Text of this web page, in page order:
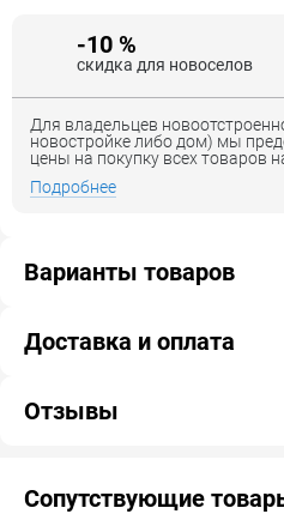
-10 %
скидка для новоселов
Для владельцев
новостройке либо дом) мы
цены на покупку всех товаров
Подробнее
Варианты товаров
Доставка и оплата
Отзывы
Сопутствующие